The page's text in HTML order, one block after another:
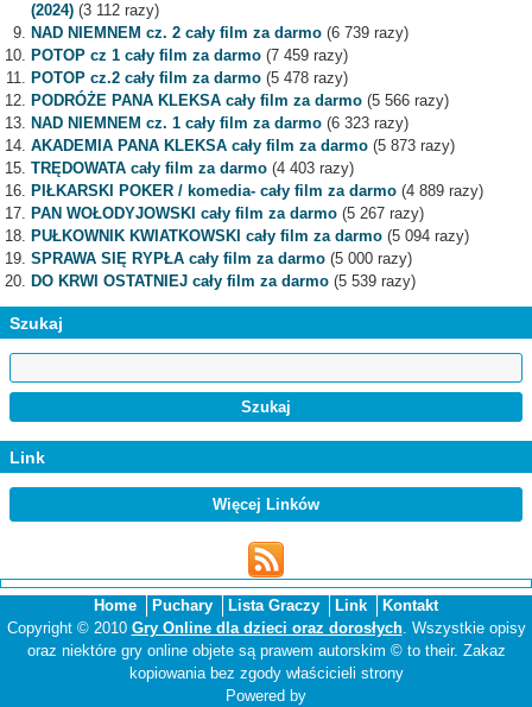
(2024) (3 112 razy)
NAD NIEMNEM cz. 2 cały film za darmo (6 739 razy)
POTOP cz 1 cały film za darmo (7 459 razy)
POTOP cz.2 cały film za darmo (5 478 razy)
PODRÓŻE PANA KLEKSA cały film za darmo (5 566 razy)
NAD NIEMNEM cz. 1 cały film za darmo (6 323 razy)
AKADEMIA PANA KLEKSA cały film za darmo (5 873 razy)
TRĘDOWATA cały film za darmo (4 403 razy)
PIŁKARSKI POKER / komedia- cały film za darmo (4 889 razy)
PAN WOŁODYJOWSKI cały film za darmo (5 267 razy)
PUŁKOWNIK KWIATKOWSKI cały film za darmo (5 094 razy)
SPRAWA SIĘ RYPŁA cały film za darmo (5 000 razy)
DO KRWI OSTATNIEJ cały film za darmo (5 539 razy)
Szukaj
Link
Więcej Linków
Home Puchary Lista Graczy Link
Kontakt
Copyright © 2010 Gry Online dla dzieci oraz dorosłych. Wszystkie opisy
oraz niektóre gry online objete są prawem autorskim © to their. Zakaz
kopiowania bez zgody właścicieli strony
Powered by